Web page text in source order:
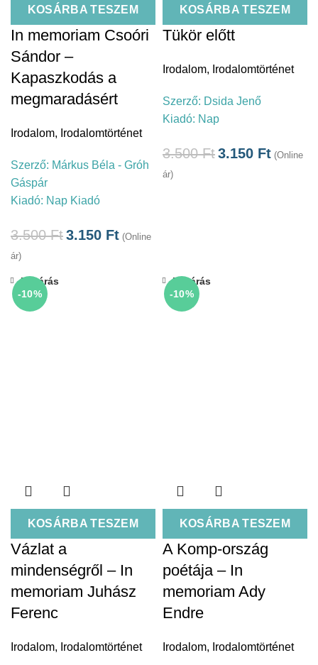
KOSÁRBA TESZEM
In memoriam Csoóri
Sándor –
Kapaszkodás a
megmaradásért
Irodalom, Irodalomtörténet
Szerző: Márkus Béla - Gróh
Gáspár
Kiadó: Nap Kiadó
3.500Ft3.150 Ft (Online
ár)
KOSÁRBA TESZEM
Tükör előtt
Irodalom, Irodalomtörténet
Szerző: Dsida Jenő
Kiadó: Nap
3.500Ft3.150 Ft (Online
ár)
-10%
KOSÁRBA TESZEM
Bezárás
Vázlat a
mindenségről – In
memoriam Juhász
Ferenc
Irodalom, Irodalomtörténet
-10%
KOSÁRBA TESZEM
Bezárás
A Komp-ország
poétája – In
memoriam Ady
Endre
Irodalom, Irodalomtörténet